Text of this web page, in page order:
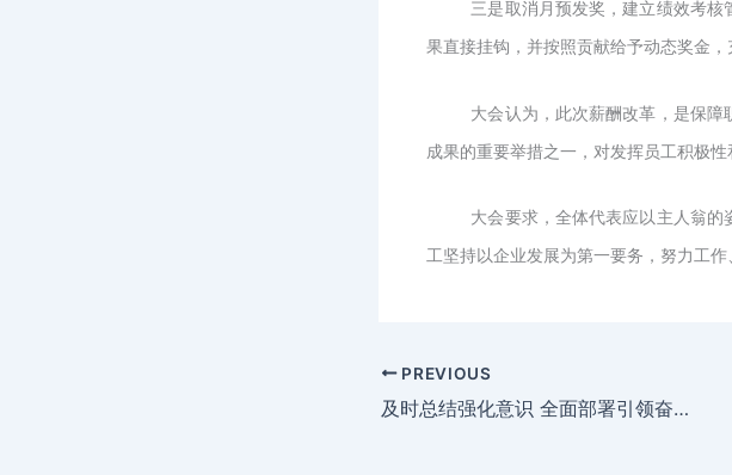
三是取消月预发奖，建立绩效考
果直接挂钩，并按照贡献给予动态奖金
大会认为，此次薪酬改革，是保
成果的重要举措之一，对发挥员工积极性
大会要求，全体代表应以主人翁
工坚持以企业发展为第一要务，努力工
PREVIOUS
及时总结强化意识 全面部署引领奋进 ——2020年末安全生产工作部署会议